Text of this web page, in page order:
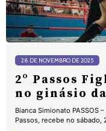
28 DE NOVEMBRO DE 2025
2º Passos
no ginásio
Bianca Simionato PASSOS
Passos, recebe no sábado,